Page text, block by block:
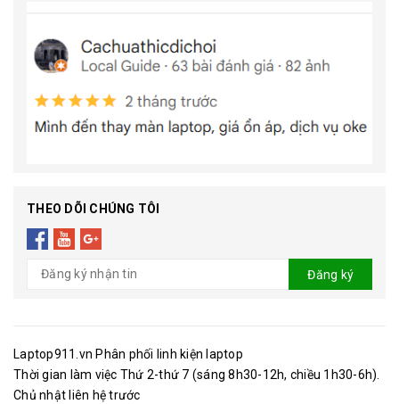
THEO DÕI CHÚNG TÔI
Đăng ký
Laptop911.vn Phân phối linh kiện laptop
Thời gian làm việc Thứ 2-thứ 7 (sáng 8h30-12h, chiều 1h30-6h).
Chủ nhật liên hệ trước